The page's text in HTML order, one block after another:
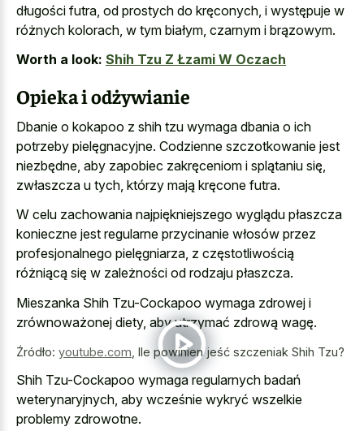
długości futra, od prostych do kręconych, i występuje w
różnych kolorach, w tym białym, czarnym i brązowym.
Worth a look: Shih Tzu Z Łzami W Oczach
Opieka i odżywianie
Dbanie o kokapoo z shih tzu wymaga dbania o ich
potrzeby pielęgnacyjne. Codzienne szczotkowanie jest
niezbędne, aby zapobiec zakręceniom i splątaniu się,
zwłaszcza u tych, którzy mają kręcone futra.
W celu zachowania najpiękniejszego wyglądu płaszcza
konieczne jest regularne przycinanie włosów przez
profesjonalnego pielęgniarza, z częstotliwością
różniącą się w zależności od rodzaju płaszcza.
Mieszanka Shih Tzu-Cockapoo wymaga zdrowej i
zrównoważonej diety, aby utrzymać zdrową wagę.
Źródło: youtube.com Ile powinien jeść szczeniak Shih Tzu?
Shih Tzu-Cockapoo wymaga regularnych badań
weterynaryjnych, aby wcześnie wykryć wszelkie
problemy zdrowotne.